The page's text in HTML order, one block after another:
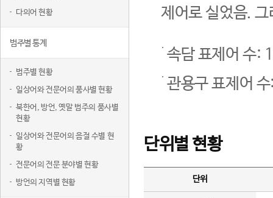
다의어 현황
범주별 통계
범주별 현황
일상어와 전문어의 품사별 현황
북한어, 방언, 옛말 범주의 품사별
현황
일상어와 전문어의 음절 수별 현
황
전문어의 전문 분야별 현황
방언의 지역별 현황
제어로 실었음.
속담 표제어 수:
관용구 표제어
단위별 현황
단위